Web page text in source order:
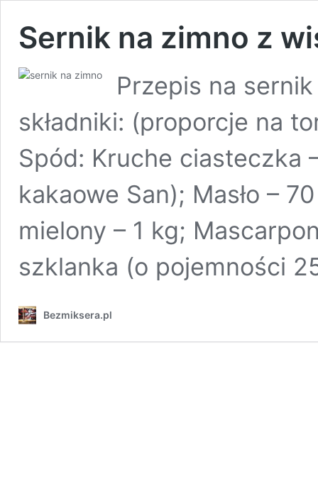
Sernik na zimno z
Przepis na
składniki: (proporcje na
Spód: Kruche ciasteczka
kakaowe San); Masło –
mielony – 1 kg;
szklanka (o pojemności
Bezmiksera.pl